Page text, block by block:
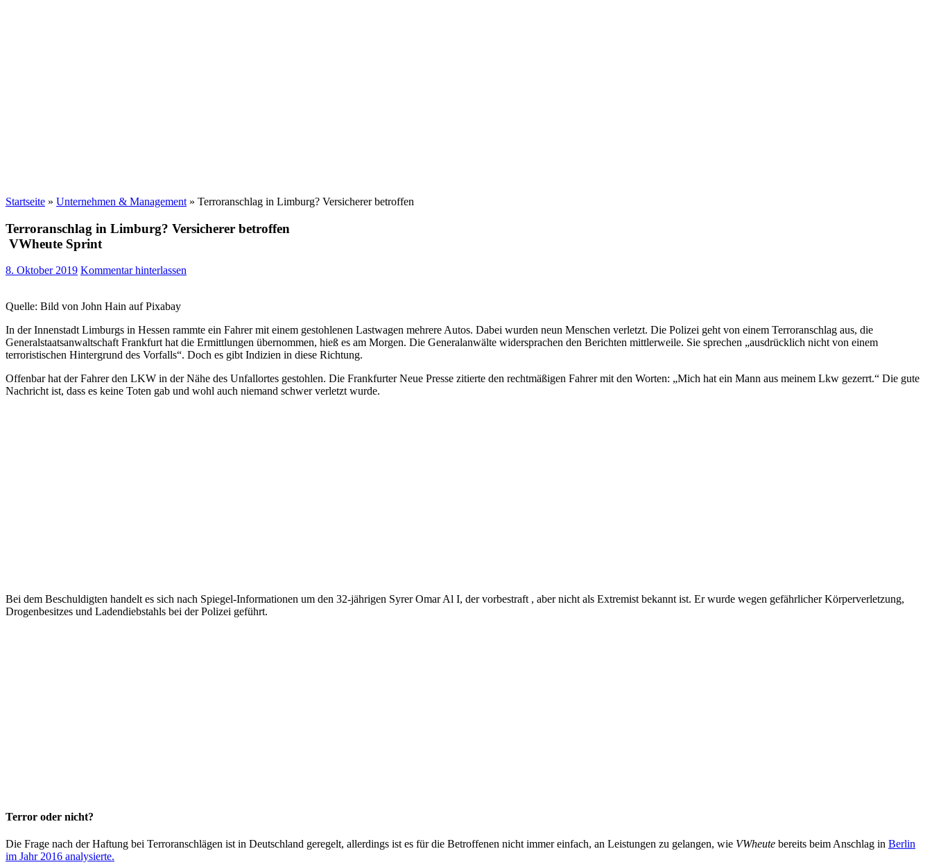
Startseite » Unternehmen & Management » Terroranschlag in Limburg? Versicherer betroffen
Terroranschlag in Limburg? Versicherer betroffen
VWheute Sprint
8. Oktober 2019 Kommentar hinterlassen
Quelle: Bild von John Hain auf Pixabay
In der Innenstadt Limburgs in Hessen rammte ein Fahrer mit einem gestohlenen Lastwagen mehrere Autos. Dabei wurden neun Menschen verletzt. Die Polizei geht von einem Terroranschlag aus, die
Generalstaatsanwaltschaft Frankfurt hat die Ermittlungen übernommen, hieß es am Morgen. Die Generalanwälte widersprachen den Berichten mittlerweile. Sie sprechen „ausdrücklich nicht von einem
terroristischen Hintergrund des Vorfalls“. Doch es gibt Indizien in diese Richtung.
Offenbar hat der Fahrer den LKW in der Nähe des Unfallortes gestohlen. Die Frankfurter Neue Presse zitierte den rechtmäßigen Fahrer mit den Worten: „Mich hat ein Mann aus meinem Lkw gezerrt.“ Die gute
Nachricht ist, dass es keine Toten gab und wohl auch niemand schwer verletzt wurde.
Bei dem Beschuldigten handelt es sich nach Spiegel-Informationen um den 32-jährigen Syrer Omar Al I, der vorbestraft , aber nicht als Extremist bekannt ist. Er wurde wegen gefährlicher Körperverletzung,
Drogenbesitzes und Ladendiebstahls bei der Polizei geführt.
Terror oder nicht?
Die Frage nach der Haftung bei Terroranschlägen ist in Deutschland geregelt, allerdings ist es für die Betroffenen nicht immer einfach, an Leistungen zu gelangen, wie VWheute bereits beim Anschlag in Berlin
im Jahr 2016 analysierte.